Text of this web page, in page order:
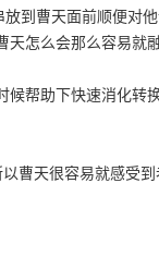
到曹天面前顺便对他
天怎么会那么容易就
候帮助下快速消化转
曹天很容易就感受